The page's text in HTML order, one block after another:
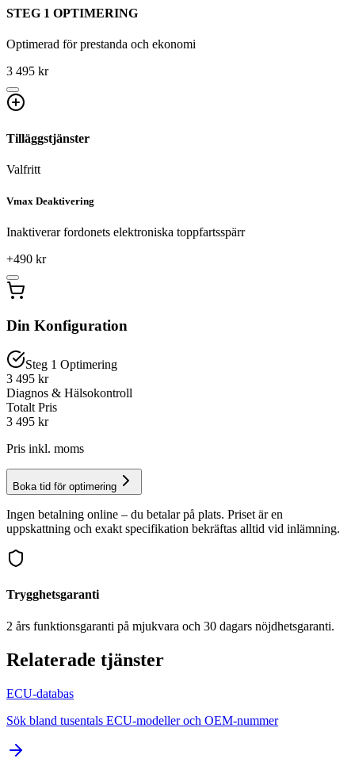
STEG 1 OPTIMERING
Optimerad för prestanda och ekonomi
3 495 kr
Tilläggstjänster
Valfritt
Vmax Deaktivering
Inaktiverar fordonets elektroniska toppfartsspärr
+490 kr
Din Konfiguration
Steg 1 Optimering
3 495 kr
Diagnos & Hälsokontroll
Totalt Pris
3 495 kr
Pris inkl. moms
Boka tid för optimering
Ingen betalning online – du betalar på plats. Priset är en
uppskattning och exakt specifikation bekräftas alltid vid inlämning.
Trygghetsgaranti
2 års funktionsgaranti på mjukvara och 30 dagars nöjdhetsgaranti.
Relaterade tjänster
ECU-databas
Sök bland tusentals ECU-modeller och OEM-nummer